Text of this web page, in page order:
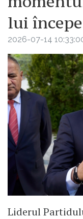
lui începe
2026-07-14
Liderul